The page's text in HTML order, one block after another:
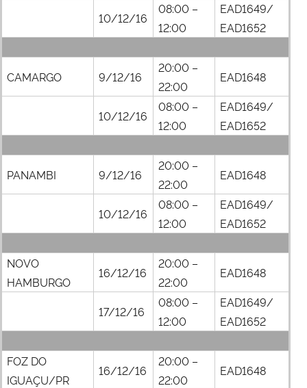
10/12/16
08:00 –
12:00
EAD1649/
EAD1652
CAMARGO 9/12/16
20:00 –
22:00
EAD1648
10/12/16
08:00 –
12:00
EAD1649/
EAD1652
PANAMBI 9/12/16
20:00 –
22:00
EAD1648
10/12/16
08:00 –
12:00
EAD1649/
EAD1652
NOVO
HAMBURGO
16/12/16
20:00 –
22:00
EAD1648
17/12/16
08:00 –
12:00
EAD1649/
EAD1652
FOZ DO
IGUAÇU/PR
16/12/16
20:00 –
22:00
EAD1648